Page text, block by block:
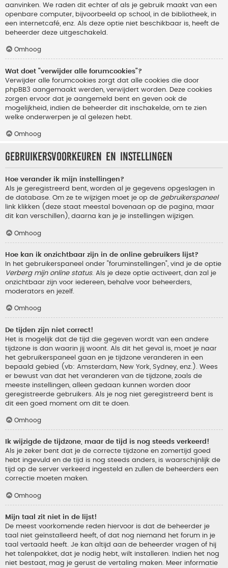
aanvinken. We raden dit echter af als je gebruik maakt van een
openbare computer, bijvoorbeeld op school, in de bibliotheek, in
een internetcafé, enz. Als deze optie niet beschikbaar is, heeft de
beheerder deze uitgeschakeld.
Omhoog
Wat doet "verwijder alle forumcookies"?
Verwijder alle forumcookies zorgt dat alle cookies die door
phpBB3 aangemaakt werden, verwijdert worden. Deze cookies
zorgen ervoor dat je aangemeld bent en geven ook de
mogelijkheid, indien de beheerder dit inschakelde, om te zien
welke onderwerpen je al gelezen hebt.
Omhoog
Gebruikersvoorkeuren en instellingen
Hoe verander ik mijn instellingen?
Als je geregistreerd bent, worden al je gegevens opgeslagen in
de database. Om ze te wijzigen moet je op de gebruikerspaneel
link klikken (deze staat meestal bovenaan op de pagina, maar
dit kan verschillen), daarna kan je je instellingen wijzigen.
Omhoog
Hoe kan ik onzichtbaar zijn in de online gebruikers lijst?
In het gebruikerspaneel onder "foruminstellingen", vind je de optie
Verberg mijn online status. Als je deze optie activeert, dan zal je
onzichtbaar zijn voor iedereen, behalve voor beheerders,
moderators en jezelf.
Omhoog
De tijden zijn niet correct!
Het is mogelijk dat de tijd die gegeven wordt van een andere
tijdzone is dan waarin jij woont. Als dit het geval is, moet je naar
het gebruikerspaneel gaan en je tijdzone veranderen in een
bepaald gebied (vb: Amsterdam, New York, Sydney, enz.). Wees
er bewust van dat het veranderen van de tijdzone, zoals de
meeste instellingen, alleen gedaan kunnen worden door
geregistreerde gebruikers. Als je nog niet geregistreerd bent is
dit een goed moment om dit te doen.
Omhoog
Ik wijzigde de tijdzone, maar de tijd is nog steeds verkeerd!
Als je zeker bent dat je de correcte tijdzone en zomertijd goed
hebt ingevuld en de tijd is nog steeds anders, is waarschijnlijk de
tijd op de server verkeerd ingesteld en zullen de beheerders een
correctie moeten maken.
Omhoog
Mijn taal zit niet in de lijst!
De meest voorkomende reden hiervoor is dat de beheerder je
taal niet geïnstalleerd heeft, of dat nog niemand het forum in je
taal vertaald heeft. Je kan altijd aan de beheerder vragen of hij
het talenpakket, dat je nodig hebt, wilt installeren. Indien het nog
niet bestaat, mag je gerust de vertaling maken. Meer informatie